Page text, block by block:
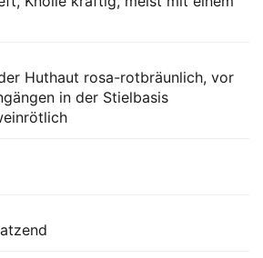
Huthaut rosa-rotbräunlich, vor
in der Stielbasis